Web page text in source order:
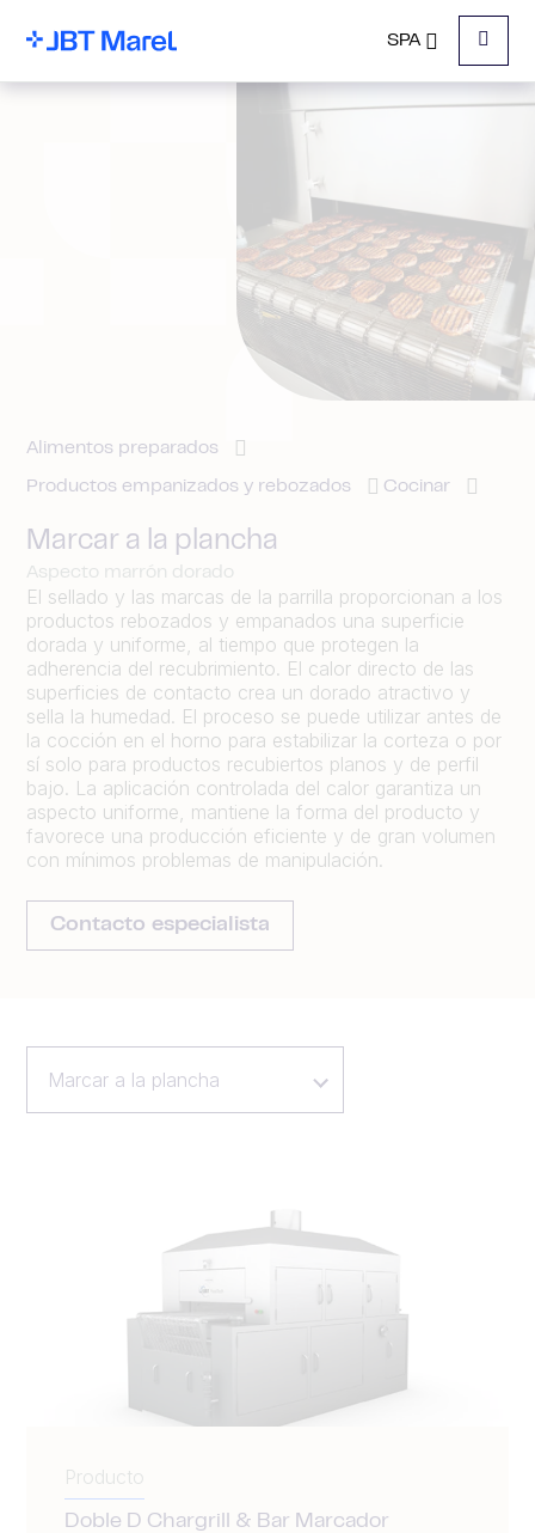
SPA
Menu
Alimentos preparados
Productos empanizados y rebozados Cocinar
Marcar a la plancha
Aspecto marrón dorado
El sellado y las marcas de la parrilla proporcionan a los
productos rebozados y empanados una superficie
dorada y uniforme, al tiempo que protegen la
adherencia del recubrimiento. El calor directo de las
superficies de contacto crea un dorado atractivo y
sella la humedad. El proceso se puede utilizar antes de
la cocción en el horno para estabilizar la corteza o por
sí solo para productos recubiertos planos y de perfil
bajo. La aplicación controlada del calor garantiza un
aspecto uniforme, mantiene la forma del producto y
favorece una producción eficiente y de gran volumen
con mínimos problemas de manipulación.
Contacto especialista
Marcar a la plancha
Producto
Doble D Chargrill & Bar Marcador